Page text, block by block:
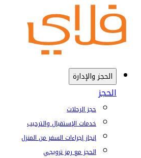
الحجز والإدارة
الحجز
حجز الرحلات
خدمات الإستقبال والترحيب
إنجاز إجراءات السفر من المنزل
الحجز مع رمز ترويجي